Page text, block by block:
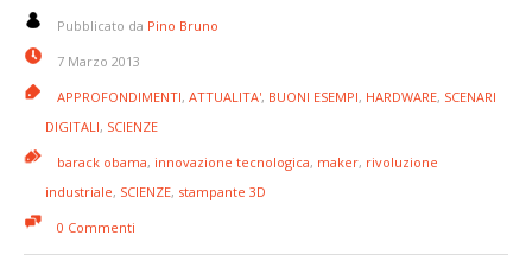
Pubblicato da Pino Bruno
7 Marzo 2013
APPROFONDIMENTI, ATTUALITA', BUONI ESEMPI, HARDWARE, SCENARI
DIGITALI, SCIENZE
barack obama, innovazione tecnologica, maker, rivoluzione
industriale, SCIENZE, stampante 3D
0 Commenti